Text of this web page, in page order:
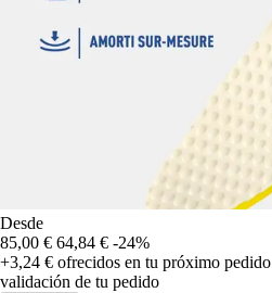
Desde
85,00 € 64,84 € -24%
+3,24 € ofrecidos en tu próximo pedido
validación de tu pedido